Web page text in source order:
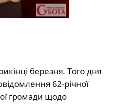
березня. Того дня
62-річної
громади щодо